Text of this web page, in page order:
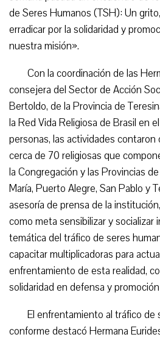
de Seres Humanos (TSH): Un
erradicar por la solidaridad y
nuestra misión».
Con la coordinación de las
consejera del Sector de Acción
Bertoldo, de la Provincia de
la Red Vida Religiosa de Brasil en
personas, las actividades contaron
cerca de 70 religiosas que
la Congregación y las Provincias
María, Puerto Alegre, San Pablo y
asesoría de prensa de la
como meta sensibilizar y socializar
temática del tráfico de seres
capacitar multiplicadoras para
enfrentamiento de esta realidad,
solidaridad en defensa y
El enfrentamiento al tráfico de
conforme destacó Hermana